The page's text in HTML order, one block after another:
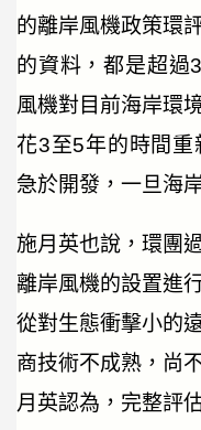
的離岸風機政策環
的資料，都是超過
風機對目前海岸環
花3至5年的時間
急於開發，一旦海
施月英也說，環團
離岸風機的設置進
從對生態衝擊小的
商技術不成熟，尚
月英認為，完整評